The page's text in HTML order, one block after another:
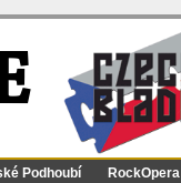
Podhoubí RockOpera